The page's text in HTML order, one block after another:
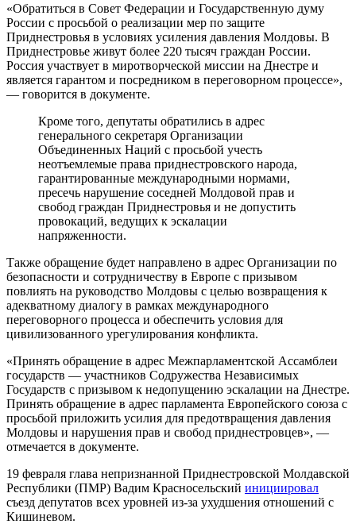
«Обратиться в Совет Федерации и Государственную думу
России с просьбой о реализации мер по защите
Приднестровья в условиях усиления давления Молдовы. В
Приднестровье живут более 220 тысяч граждан России.
Россия участвует в миротворческой миссии на Днестре и
является гарантом и посредником в переговорном процессе»,
— говорится в документе.
Кроме того, депутаты обратились в адрес
генерального секретаря Организации
Объединенных Наций с просьбой учесть
неотъемлемые права приднестровского народа,
гарантированные международными нормами,
пресечь нарушение соседней Молдовой прав и
свобод граждан Приднестровья и не допустить
провокаций, ведущих к эскалации
напряженности.
Также обращение будет направлено в адрес Организации по
безопасности и сотрудничеству в Европе с призывом
повлиять на руководство Молдовы с целью возвращения к
адекватному диалогу в рамках международного
переговорного процесса и обеспечить условия для
цивилизованного урегулирования конфликта.
«Принять обращение в адрес Межпарламентской Ассамблеи
государств — участников Содружества Независимых
Государств с призывом к недопущению эскалации на Днестре.
Принять обращение в адрес парламента Европейского союза с
просьбой приложить усилия для предотвращения давления
Молдовы и нарушения прав и свобод приднестровцев», —
отмечается в документе.
19 февраля глава непризнанной Приднестровской Молдавской
Республики (ПМР) Вадим Красносельский инициировал
съезд депутатов всех уровней из-за ухудшения отношений с
Кишиневом.